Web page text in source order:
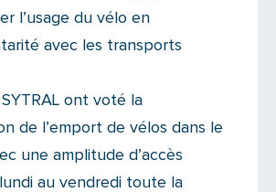
l’usage du vélo en
avec les transports
ont voté la
de l’emport de vélos dans le
une amplitude d’accès
au vendredi toute la